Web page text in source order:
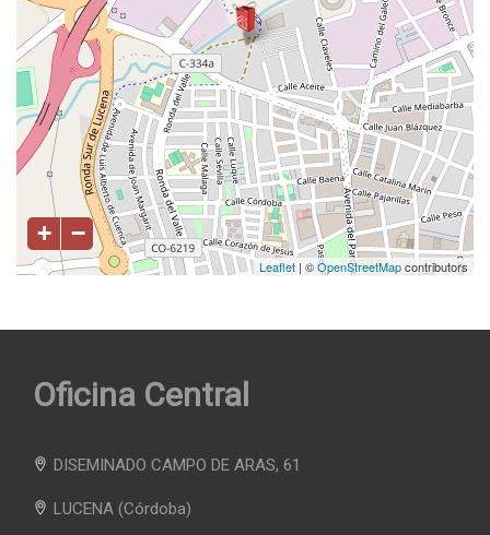
+ −
Leaflet | ©OpenStreetMapcontributors
Oficina Central
DISEMINADO CAMPO DE ARAS, 61
LUCENA (Córdoba)